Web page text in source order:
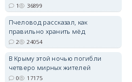
erid: 2SDnjdvhGXG
1 36899
Пчеловод рассказал, как
правильно хранить мёд
2 24054
В Крыму этой ночью погибли
четверо мирных жителей
0 17175